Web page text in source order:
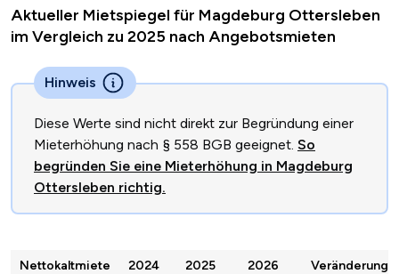
Aktueller Mietspiegel für Magdeburg Ottersleben
im Vergleich zu 2025 nach Angebotsmieten
Hinweis
Diese Werte sind nicht direkt zur Begründung einer
Mieterhöhung nach § 558 BGB geeignet. So
begründen Sie eine Mieterhöhung in Magdeburg
Ottersleben richtig.
Nettokaltmiete
2024 2025 2026
Veränderung